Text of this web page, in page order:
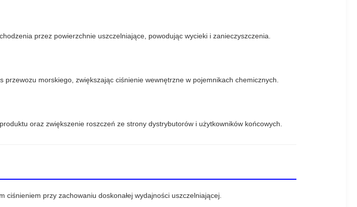
przez powierzchnie uszczelniające, powodując wycieki i zanieczyszczenia.
morskiego, zwiększając ciśnienie wewnętrzne w pojemnikach chemicznych.
oraz zwiększenie roszczeń ze strony dystrybutorów i użytkowników końcowych.
przy zachowaniu doskonałej wydajności uszczelniającej.